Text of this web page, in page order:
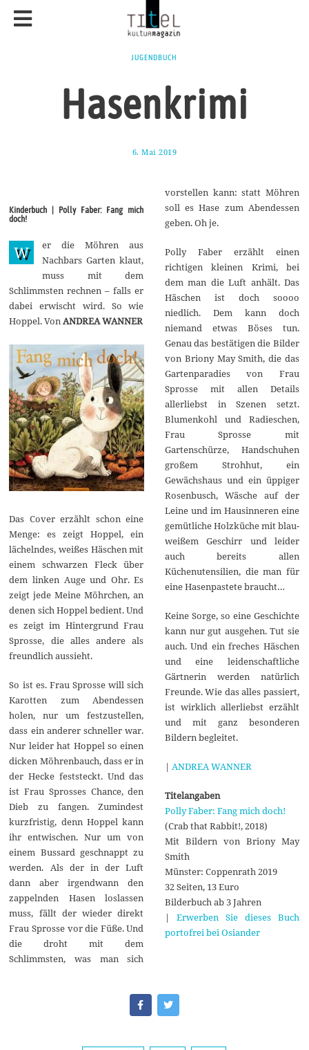
JUGENDBUCH
Hasenkrimi
6. Mai 2019
i
2
0
1
Kinderbuch | Polly Faber: Fang mich
doch!
W
er die Möhren aus
Nachbars Garten klaut,
muss mit dem
Schlimmsten rechnen – falls er
dabei erwischt wird. So wie
Hoppel. Von ANDREA WANNER
Das Cover erzählt schon eine
Menge: es zeigt Hoppel, ein
lächelndes, weißes Häschen mit
einem schwarzen Fleck über
dem linken Auge und Ohr. Es
zeigt jede Meine Möhrchen, an
denen sich Hoppel bedient. Und
es zeigt im Hintergrund Frau
Sprosse, die alles andere als
freundlich aussieht.
So ist es. Frau Sprosse will sich
Karotten zum Abendessen
holen, nur um festzustellen,
dass ein anderer schneller war.
Nur leider hat Hoppel so einen
dicken Möhrenbauch, dass er in
der Hecke feststeckt. Und das
ist Frau Sprosses Chance, den
Dieb zu fangen. Zumindest
kurzfristig, denn Hoppel kann
ihr entwischen. Nur um von
einem Bussard geschnappt zu
werden. Als der in der Luft
dann aber irgendwann den
zappelnden Hasen loslassen
muss, fällt der wieder direkt
Frau Sprosse vor die Füße. Und
die droht mit dem
Schlimmsten, was man sich
vorstellen kann: statt Möhren
soll es Hase zum Abendessen
geben. Oh je.
Polly Faber erzählt einen
richtigen kleinen Krimi, bei
dem man die Luft anhält. Das
Häschen ist doch soooo
niedlich. Dem kann doch
niemand etwas Böses tun.
Genau das bestätigen die Bilder
von Briony May Smith, die das
Gartenparadies von Frau
Sprosse mit allen Details
allerliebst in Szenen setzt.
Blumenkohl und Radieschen,
Frau Sprosse mit
Gartenschürze, Handschuhen
großem Strohhut, ein
Gewächshaus und ein üppiger
Rosenbusch, Wäsche auf der
Leine und im Hausinneren eine
gemütliche Holzküche mit blau-
weißem Geschirr und leider
auch bereits allen
Küchenutensilien, die man für
eine Hasenpastete braucht…
Keine Sorge, so eine Geschichte
kann nur gut ausgehen. Tut sie
auch. Und ein freches Häschen
und eine leidenschaftliche
Gärtnerin werden natürlich
Freunde. Wie das alles passiert,
ist wirklich allerliebst erzählt
und mit ganz besonderen
Bildern begleitet.
| ANDREA WANNER
Titelangaben
Polly Faber: Fang mich doch!
(Crab that Rabbit!, 2018)
Mit Bildern von Briony May
Smith
Münster: Coppenrath 2019
32 Seiten, 13 Euro
Bilderbuch ab 3 Jahren
| Erwerben Sie dieses Buch
portofrei bei Osiander